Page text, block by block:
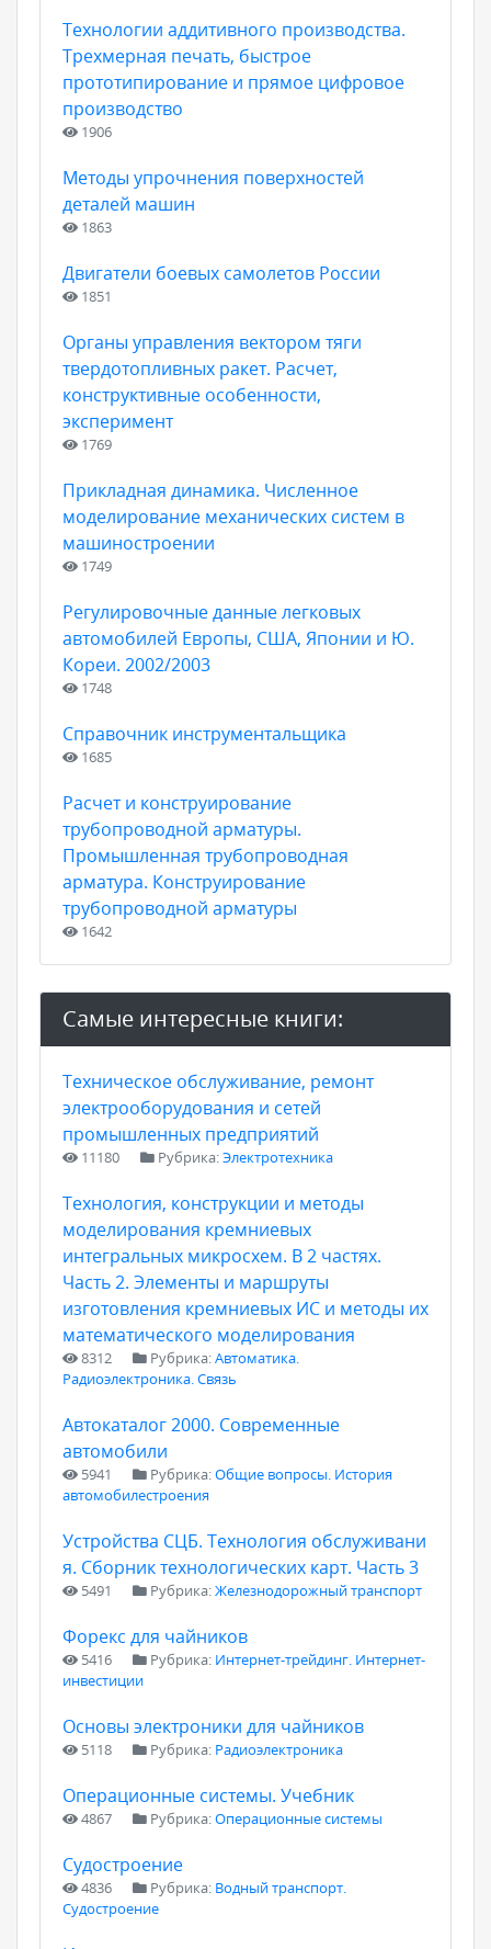
Технологии аддитивного производства.
Трехмерная печать, быстрое
прототипирование и прямое цифровое
производство
1906
Методы упрочнения поверхностей
деталей машин
1863
Двигатели боевых самолетов России
1851
Органы управления вектором тяги
твердотопливных ракет. Расчет,
конструктивные особенности,
эксперимент
1769
Прикладная динамика. Численное
моделирование механических систем в
машиностроении
1749
Регулировочные данные легковых
автомобилей Европы, США, Японии и Ю.
Кореи. 2002/2003
1748
Справочник инструментальщика
1685
Расчет и конструирование
трубопроводной арматуры.
Промышленная трубопроводная
арматура. Конструирование
трубопроводной арматуры
1642
Самые интересные книги:
Техническое обслуживание, ремонт
электрооборудования и сетей
промышленных предприятий
11180 Рубрика:Электротехника
Технология, конструкции и методы
моделирования кремниевых
интегральных микросхем. В 2 частях.
Часть 2. Элементы и маршруты
изготовления кремниевых ИС и методы их
математического моделирования
8312 Рубрика:Автоматика.
Радиоэлектроника. Связь
Автокаталог 2000. Современные
автомобили
5941 Рубрика:Общие вопросы. История
автомобилестроения
Устройства СЦБ. Технология обслуживани
я. Сборник технологических карт. Часть 3
5491 Рубрика:Железнодорожный транспорт
Форекс для чайников
5416 Рубрика: Интернет-трейдинг. Интернет-
инвестиции
Основы электроники для чайников
5118 Рубрика: Радиоэлектроника
Операционные системы. Учебник
4867 Рубрика:Операционные системы
Судостроение
4836 Рубрика: Водный транспорт.
Судостроение